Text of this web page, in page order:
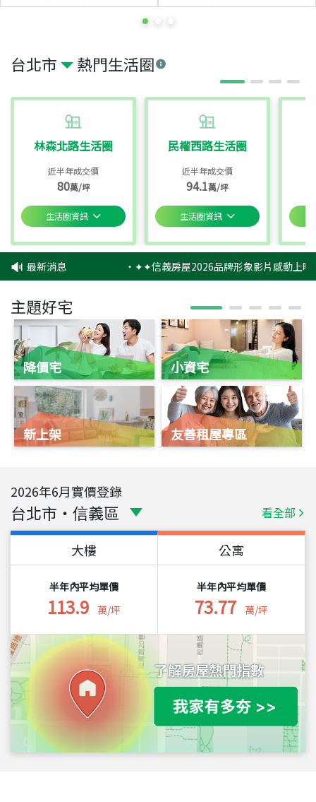
台北市 熱門生活圈
林森北路生活圈
近半年成交價
80萬/坪
生活圈資訊
民權西路生活圈
近半年成交價
94.1萬/坪
生活圈資訊
最新消息 ‧✦✦信義房屋2026品牌形象影片感動上映
主題好宅
降價宅
新上架
小資宅
友善租屋專區
2026年6月實價登錄
台北市 ・ 信義區 看全部
大樓
半年內平均單價
113.9 萬/坪
公寓
半年內平均單價
73.77 萬/坪